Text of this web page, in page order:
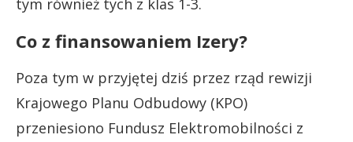
Co z finansowaniem Izery?
Poza tym w przyjętej dziś przez rząd rewizji
Krajowego Planu Odbudowy (KPO)
przeniesiono Fundusz Elektromobilności z